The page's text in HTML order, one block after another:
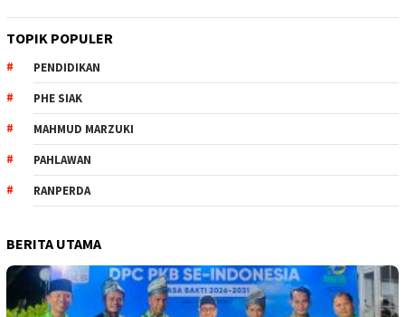
TOPIK POPULER
PENDIDIKAN
PHE SIAK
MAHMUD MARZUKI
PAHLAWAN
RANPERDA
BERITA UTAMA